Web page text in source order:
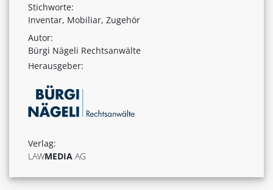
Stichworte:
Inventar, Mobiliar, Zugehör
Autor:
Bürgi Nägeli Rechtsanwälte
Herausgeber:
Verlag:
LAWMEDIA AG